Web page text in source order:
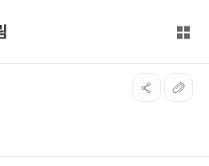
전체